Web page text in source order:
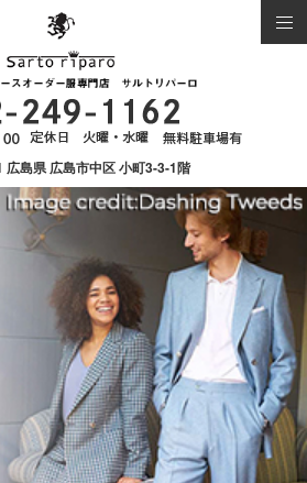
広島県 広島市中区 小町3-3-1階